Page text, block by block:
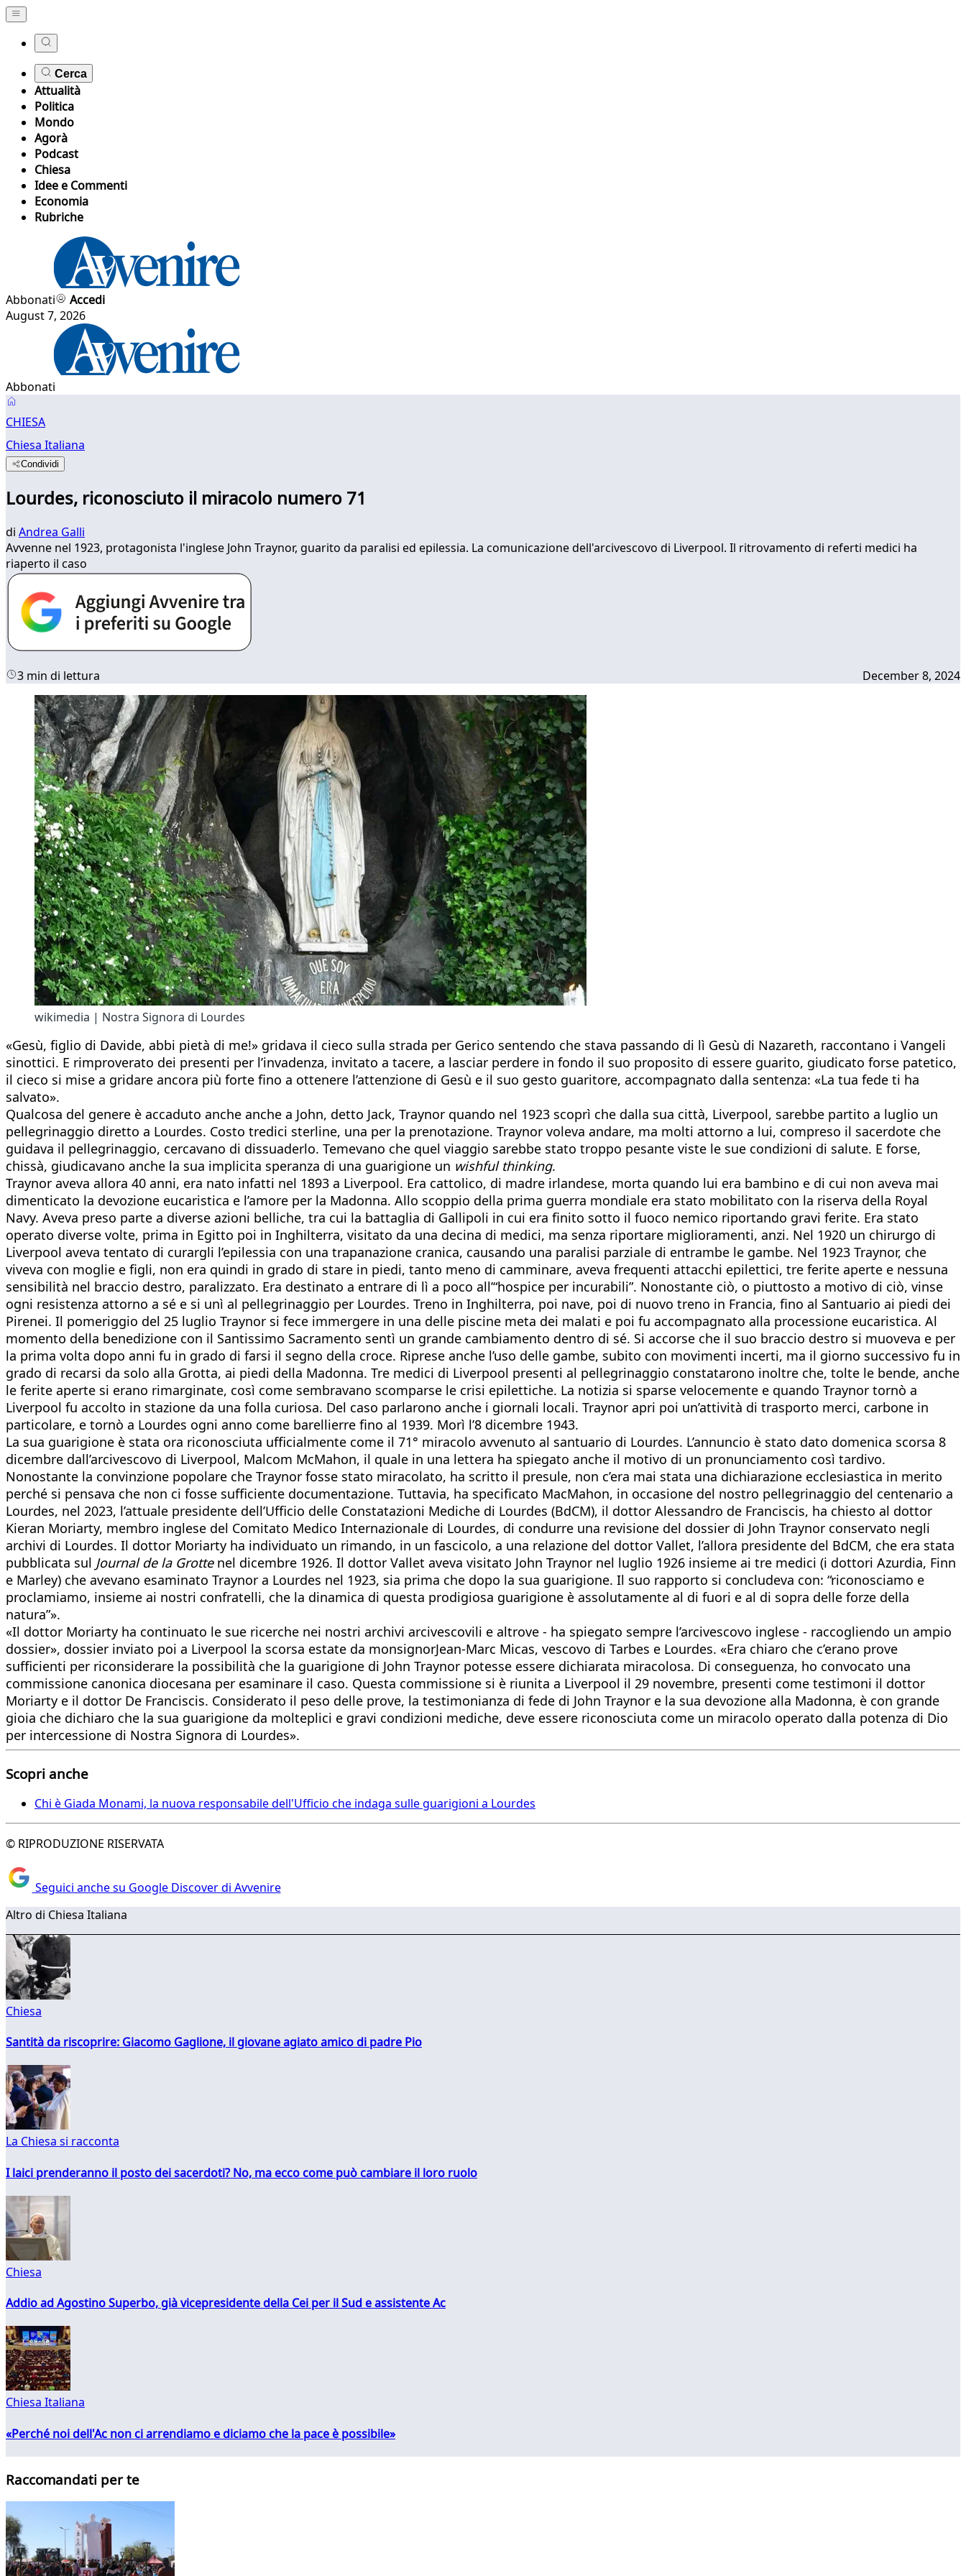
Cerca
Attualità
Politica
Mondo
Agorà
Podcast
Chiesa
Idee e Commenti
Economia
Rubriche
Abbonati
Accedi
August 7, 2026
Abbonati
CHIESA
Chiesa Italiana
Condividi
Lourdes, riconosciuto il miracolo numero 71
di Andrea Galli
Avvenne nel 1923, protagonista l'inglese John Traynor, guarito da paralisi ed epilessia. La comunicazione dell'arcivescovo di Liverpool. Il ritrovamento di referti medici ha
riaperto il caso
3 min di lettura December 8, 2024
wikimedia | Nostra Signora di Lourdes
«Gesù, figlio di Davide, abbi pietà di me!» gridava il cieco sulla strada per Gerico sentendo che stava passando di lì Gesù di Nazareth, raccontano i Vangeli
sinottici. E rimproverato dei presenti per l’invadenza, invitato a tacere, a lasciar perdere in fondo il suo proposito di essere guarito, giudicato forse patetico,
il cieco si mise a gridare ancora più forte fino a ottenere l’attenzione di Gesù e il suo gesto guaritore, accompagnato dalla sentenza: «La tua fede ti ha
salvato».
Qualcosa del genere è accaduto anche anche a John, detto Jack, Traynor quando nel 1923 scoprì che dalla sua città, Liverpool, sarebbe partito a luglio un
pellegrinaggio diretto a Lourdes. Costo tredici sterline, una per la prenotazione. Traynor voleva andare, ma molti attorno a lui, compreso il sacerdote che
guidava il pellegrinaggio, cercavano di dissuaderlo. Temevano che quel viaggio sarebbe stato troppo pesante viste le sue condizioni di salute. E forse,
chissà, giudicavano anche la sua implicita speranza di una guarigione un wishful thinking.
Traynor aveva allora 40 anni, era nato infatti nel 1893 a Liverpool. Era cattolico, di madre irlandese, morta quando lui era bambino e di cui non aveva mai
dimenticato la devozione eucaristica e l’amore per la Madonna. Allo scoppio della prima guerra mondiale era stato mobilitato con la riserva della Royal
Navy. Aveva preso parte a diverse azioni belliche, tra cui la battaglia di Gallipoli in cui era finito sotto il fuoco nemico riportando gravi ferite. Era stato
operato diverse volte, prima in Egitto poi in Inghilterra, visitato da una decina di medici, ma senza riportare miglioramenti, anzi. Nel 1920 un chirurgo di
Liverpool aveva tentato di curargli l’epilessia con una trapanazione cranica, causando una paralisi parziale di entrambe le gambe. Nel 1923 Traynor, che
viveva con moglie e figli, non era quindi in grado di stare in piedi, tanto meno di camminare, aveva frequenti attacchi epilettici, tre ferite aperte e nessuna
sensibilità nel braccio destro, paralizzato. Era destinato a entrare di lì a poco all’“hospice per incurabili”. Nonostante ciò, o piuttosto a motivo di ciò, vinse
ogni resistenza attorno a sé e si unì al pellegrinaggio per Lourdes. Treno in Inghilterra, poi nave, poi di nuovo treno in Francia, fino al Santuario ai piedi dei
Pirenei. Il pomeriggio del 25 luglio Traynor si fece immergere in una delle piscine meta dei malati e poi fu accompagnato alla processione eucaristica. Al
momento della benedizione con il Santissimo Sacramento sentì un grande cambiamento dentro di sé. Si accorse che il suo braccio destro si muoveva e per
la prima volta dopo anni fu in grado di farsi il segno della croce. Riprese anche l’uso delle gambe, subito con movimenti incerti, ma il giorno successivo fu in
grado di recarsi da solo alla Grotta, ai piedi della Madonna. Tre medici di Liverpool presenti al pellegrinaggio constatarono inoltre che, tolte le bende, anche
le ferite aperte si erano rimarginate, così come sembravano scomparse le crisi epilettiche. La notizia si sparse velocemente e quando Traynor tornò a
Liverpool fu accolto in stazione da una folla curiosa. Del caso parlarono anche i giornali locali. Traynor apri poi un’attività di trasporto merci, carbone in
particolare, e tornò a Lourdes ogni anno come barellierre fino al 1939. Morì l’8 dicembre 1943.
La sua guarigione è stata ora riconosciuta ufficialmente come il 71° miracolo avvenuto al santuario di Lourdes. L’annuncio è stato dato domenica scorsa 8
dicembre dall’arcivescovo di Liverpool, Malcom McMahon, il quale in una lettera ha spiegato anche il motivo di un pronunciamento così tardivo.
Nonostante la convinzione popolare che Traynor fosse stato miracolato, ha scritto il presule, non c’era mai stata una dichiarazione ecclesiastica in merito
perché si pensava che non ci fosse sufficiente documentazione. Tuttavia, ha specificato MacMahon, in occasione del nostro pellegrinaggio del centenario a
Lourdes, nel 2023, l’attuale presidente dell’Ufficio delle Constatazioni Mediche di Lourdes (BdCM), il dottor Alessandro de Franciscis, ha chiesto al dottor
Kieran Moriarty, membro inglese del Comitato Medico Internazionale di Lourdes, di condurre una revisione del dossier di John Traynor conservato negli
archivi di Lourdes. Il dottor Moriarty ha individuato un rimando, in un fascicolo, a una relazione del dottor Vallet, l’allora presidente del BdCM, che era stata
pubblicata sul Journal de la Grottenel dicembre 1926. Il dottor Vallet aveva visitato John Traynor nel luglio 1926 insieme ai tre medici (i dottori Azurdia, Finn
e Marley) che avevano esaminato Traynor a Lourdes nel 1923, sia prima che dopo la sua guarigione. Il suo rapporto si concludeva con: “riconosciamo e
proclamiamo, insieme ai nostri confratelli, che la dinamica di questa prodigiosa guarigione è assolutamente al di fuori e al di sopra delle forze della
natura”».
«Il dottor Moriarty ha continuato le sue ricerche nei nostri archivi arcivescovili e altrove - ha spiegato sempre l’arcivescovo inglese - raccogliendo un ampio
dossier», dossier inviato poi a Liverpool la scorsa estate da monsignorJean-Marc Micas, vescovo di Tarbes e Lourdes. «Era chiaro che c’erano prove
sufficienti per riconsiderare la possibilità che la guarigione di John Traynor potesse essere dichiarata miracolosa. Di conseguenza, ho convocato una
commissione canonica diocesana per esaminare il caso. Questa commissione si è riunita a Liverpool il 29 novembre, presenti come testimoni il dottor
Moriarty e il dottor De Franciscis. Considerato il peso delle prove, la testimonianza di fede di John Traynor e la sua devozione alla Madonna, è con grande
gioia che dichiaro che la sua guarigione da molteplici e gravi condizioni mediche, deve essere riconosciuta come un miracolo operato dalla potenza di Dio
per intercessione di Nostra Signora di Lourdes».
Scopri anche
Chi è Giada Monami, la nuova responsabile dell'Ufficio che indaga sulle guarigioni a Lourdes
© RIPRODUZIONE RISERVATA
Seguici anche su Google Discover di Avvenire
Altro di Chiesa Italiana
Chiesa
Santità da riscoprire: Giacomo Gaglione, il giovane agiato amico di padre Pio
La Chiesa si racconta
I laici prenderanno il posto dei sacerdoti? No, ma ecco come può cambiare il loro ruolo
Chiesa
Addio ad Agostino Superbo, già vicepresidente della Cei per il Sud e assistente Ac
Chiesa Italiana
«Perché noi dell'Ac non ci arrendiamo e diciamo che la pace è possibile»
Raccomandati per te